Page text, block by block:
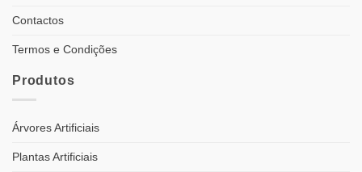
Contactos
Termos e Condições
Produtos
Árvores Artificiais
Plantas Artificiais